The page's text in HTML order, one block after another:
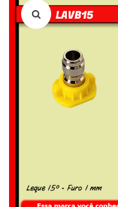
LOJA
FALE CONOSCO